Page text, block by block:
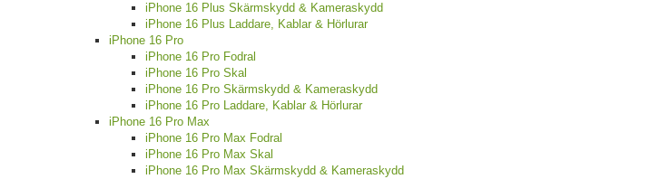
iPhone 16 Plus Skärmskydd & Kameraskydd
iPhone 16 Plus Laddare, Kablar & Hörlurar
iPhone 16 Pro
iPhone 16 Pro Fodral
iPhone 16 Pro Skal
iPhone 16 Pro Skärmskydd & Kameraskydd
iPhone 16 Pro Laddare, Kablar & Hörlurar
iPhone 16 Pro Max
iPhone 16 Pro Max Fodral
iPhone 16 Pro Max Skal
iPhone 16 Pro Max Skärmskydd & Kameraskydd